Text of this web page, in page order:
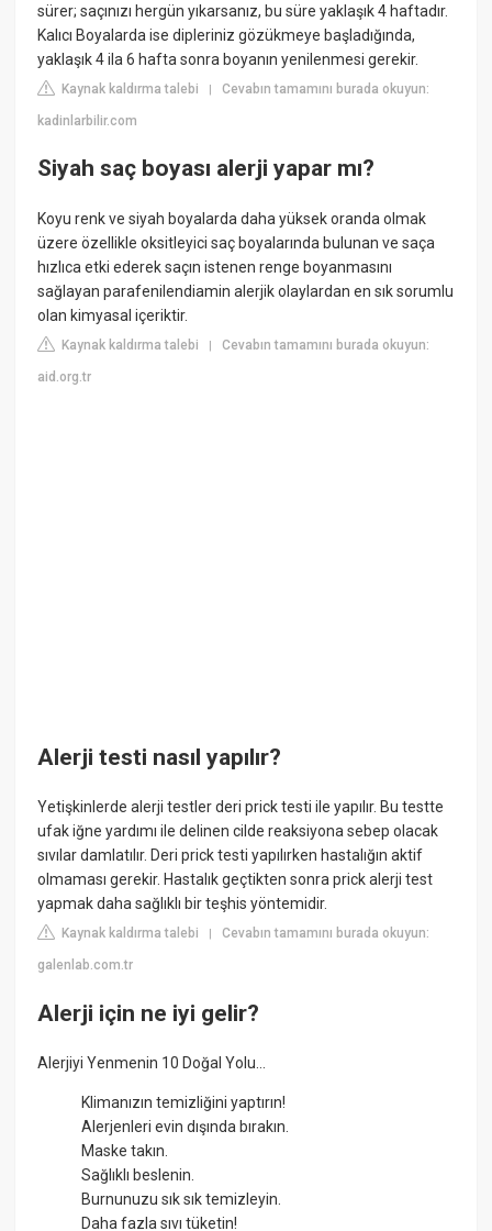
sürer; saçınızı hergün yıkarsanız, bu süre yaklaşık 4 haftadır.
Kalıcı Boyalarda ise dipleriniz gözükmeye başladığında,
yaklaşık 4 ila 6 hafta sonra boyanın yenilenmesi gerekir.
Kaynak kaldırma talebi |Cevabın tamamını burada okuyun:
kadinlarbilir.com
Siyah saç boyası alerji yapar mı?
Koyu renk ve siyah boyalarda daha yüksek oranda olmak
üzere özellikle oksitleyici saç boyalarında bulunan ve saça
hızlıca etki ederek saçın istenen renge boyanmasını
sağlayan parafenilendiamin alerjik olaylardan en sık sorumlu
olan kimyasal içeriktir.
Kaynak kaldırma talebi |Cevabın tamamını burada okuyun:
aid.org.tr
Alerji testi nasıl yapılır?
Yetişkinlerde alerji testler deri prick testi ile yapılır. Bu testte
ufak iğne yardımı ile delinen cilde reaksiyona sebep olacak
sıvılar damlatılır. Deri prick testi yapılırken hastalığın aktif
olmaması gerekir. Hastalık geçtikten sonra prick alerji test
yapmak daha sağlıklı bir teşhis yöntemidir.
Kaynak kaldırma talebi |Cevabın tamamını burada okuyun:
galenlab.com.tr
Alerji için ne iyi gelir?
Alerjiyi Yenmenin 10 Doğal Yolu…
Klimanızın temizliğini yaptırın!
Alerjenleri evin dışında bırakın.
Maske takın.
Sağlıklı beslenin.
Burnunuzu sık sık temizleyin.
Daha fazla sıvı tüketin!